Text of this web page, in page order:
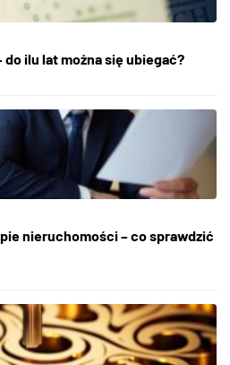
ilu lat można się ubiegać?
nieruchomości – co sprawdzić